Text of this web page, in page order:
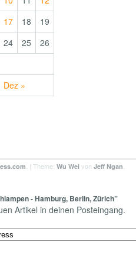
Dez »
17
18
19
24
25 26
. | Theme: Wu Wei von Jeff Ngan.
- Hamburg, Berlin, Zürich”
Artikel in deinen Posteingang.